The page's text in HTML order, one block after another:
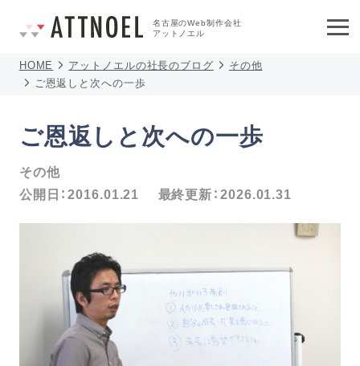
名古屋のWeb制作会社
アットノエル
HOME アットノエルの社長のブログ
その他
ご恩返しと次への一歩
ご恩返しと次への一歩
その他
公開日：2016.01.21 最終更新：2026.01.31